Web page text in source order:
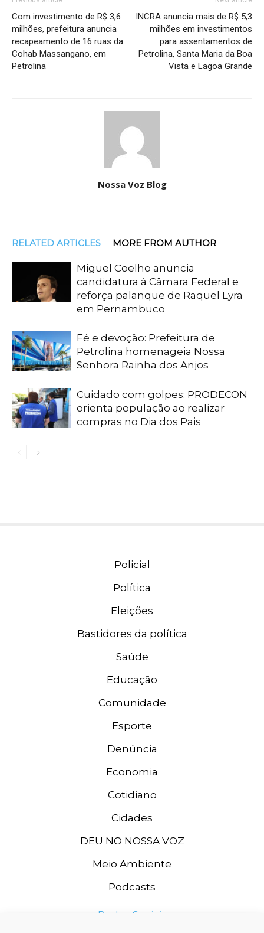
Com investimento de R$ 3,6
milhões, prefeitura anuncia
recapeamento de 16 ruas da
Cohab Massangano, em
Petrolina
INCRA anuncia mais de R$ 5,3
milhões em investimentos
para assentamentos de
Petrolina, Santa Maria da Boa
Vista e Lagoa Grande
Nossa Voz Blog
RELATED ARTICLES MORE FROM AUTHOR
Miguel Coelho anuncia
candidatura à Câmara Federal e
reforça palanque de Raquel Lyra
em Pernambuco
Fé e devoção: Prefeitura de
Petrolina homenageia Nossa
Senhora Rainha dos Anjos
Cuidado com golpes: PRODECON
orienta população ao realizar
compras no Dia dos Pais
Policial
Política
Eleições
Bastidores da política
Saúde
Educação
Comunidade
Esporte
Denúncia
Economia
Cotidiano
Cidades
DEU NO NOSSA VOZ
Meio Ambiente
Podcasts
Redes Sociais